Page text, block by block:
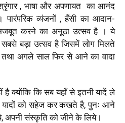
, भाषा और अपणायत का आनंद
व्यंजनों , हँसी का आदान-
करने का अनूठा उत्सव है । ये
सबसे बड़ा उत्सव है जिसमें लोग मिलते
अगले साल फिर से आने का वादा
क्योंकि कि सब यहाँ से इतनी यादें ले
को सहेज कर कखते है, पुनः आने
अपनी संस्कृति को जीने के लिये।